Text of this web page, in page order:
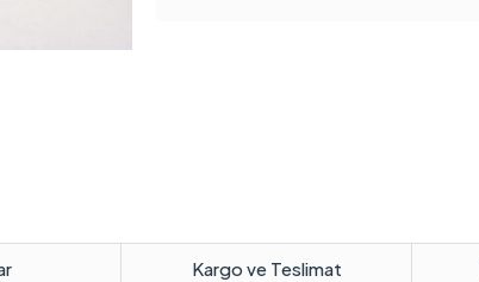
Kargo ve Teslimat